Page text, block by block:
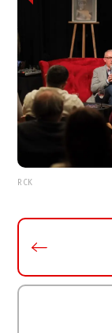
RCK